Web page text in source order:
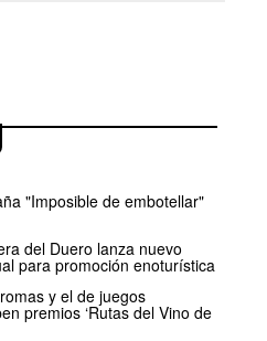
"Imposible de embotellar"
del Duero lanza nuevo
para promoción enoturística
y el de juegos
premios ‘Rutas del Vino de